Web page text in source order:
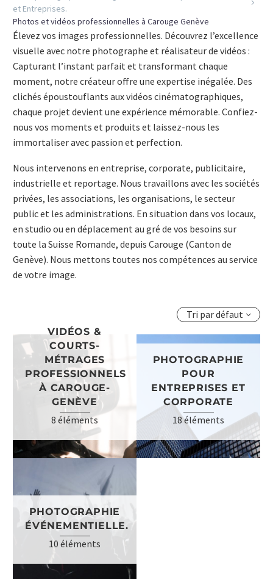
et Entreprises.
Photos et vidéos professionnelles à Carouge Genève
Élevez vos images professionnelles. Découvrez l’excellence
visuelle avec notre photographe et réalisateur de vidéos :
Capturant l’instant parfait et transformant chaque
moment, notre créateur offre une expertise inégalée. Des
clichés époustouflants aux vidéos cinématographiques,
chaque projet devient une expérience mémorable. Confiez-
nous vos moments et produits et laissez-nous les
immortaliser avec passion et perfection.
Nous intervenons en entreprise, corporate, publicitaire,
industrielle et reportage. Nous travaillons avec les sociétés
privées, les associations, les organisations, le secteur
public et les administrations. En situation dans vos locaux,
en studio ou en déplacement au gré de vos besoins sur
toute la Suisse Romande, depuis Carouge (Canton de
Genève). Nous mettons toutes nos compétences au service
de votre image.
Tri par défaut
VIDÉOS &
COURTS-
MÉTRAGES
PROFESSIONNELS
À CAROUGE-
GENÈVE
8 éléments
PHOTOGRAPHIE
POUR
ENTREPRISES ET
CORPORATE
18 éléments
PHOTOGRAPHIE
ÉVÉNEMENTIELLE.
10 éléments